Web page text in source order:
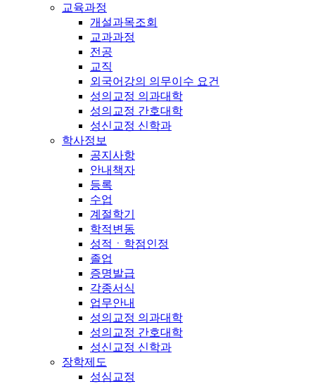
교육과정
개설과목조회
교과과정
전공
교직
외국어강의 의무이수 요건
성의교정 의과대학
성의교정 간호대학
성신교정 신학과
학사정보
공지사항
안내책자
등록
수업
계절학기
학적변동
성적ㆍ학점인정
졸업
증명발급
각종서식
업무안내
성의교정 의과대학
성의교정 간호대학
성신교정 신학과
장학제도
성심교정